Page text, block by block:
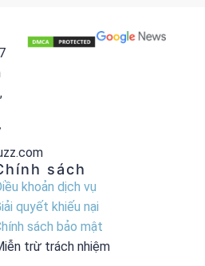
sách
khoản dịch vụ
quyết khiếu nại
sách bảo mật
trừ trách nhiệm